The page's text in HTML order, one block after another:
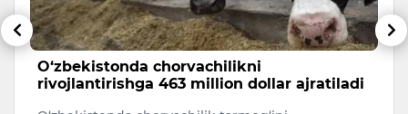
O‘zbekistonda chorvachilikni
rivojlantirishga 463 million dollar ajratiladi